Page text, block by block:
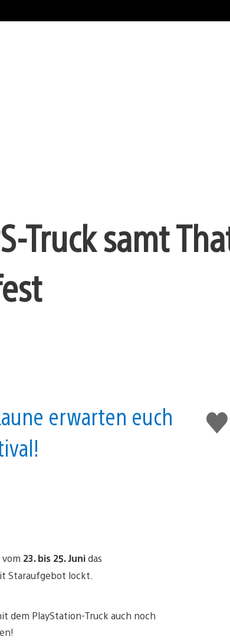
Truck samt
mir
erwarten euch
23. bis 25. Junidas
Staraufgebot lockt.
dem PlayStation-Truck auch noch